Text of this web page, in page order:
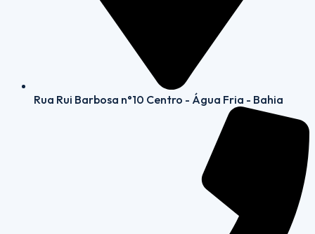
Rua Rui Barbosa n°10 Centro - Água Fria - Bahia